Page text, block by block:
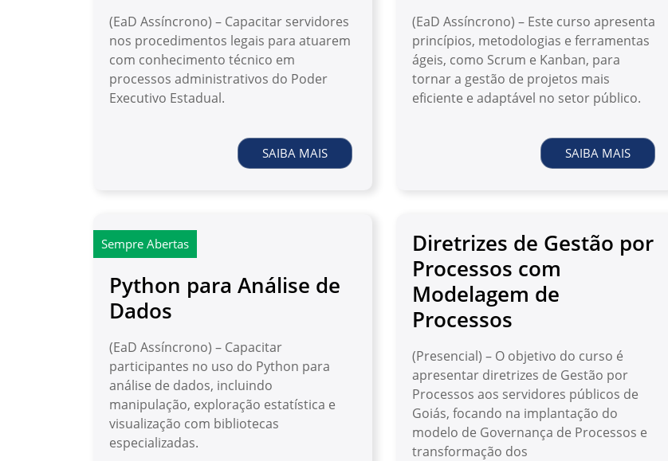
(EaD Assíncrono) – Capacitar servidores
nos procedimentos legais para atuarem
com conhecimento técnico em
processos administrativos do Poder
Executivo Estadual.
SAIBA MAIS
(EaD Assíncrono) – Este curso apresenta
princípios, metodologias e ferramentas
ágeis, como Scrum e Kanban, para
tornar a gestão de projetos mais
eficiente e adaptável no setor público.
SAIBA MAIS
Python para Análise de
Dados
Sempre Abertas
(EaD Assíncrono) – Capacitar
participantes no uso do Python para
análise de dados, incluindo
manipulação, exploração estatística e
visualização com bibliotecas
especializadas.
Diretrizes de Gestão por
Processos com
Modelagem de
Processos
(Presencial) – O objetivo do curso é
apresentar diretrizes de Gestão por
Processos aos servidores públicos de
Goiás, focando na implantação do
modelo de Governança de Processos e
transformação dos